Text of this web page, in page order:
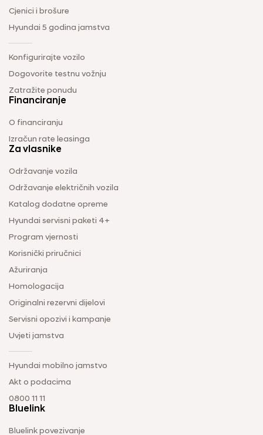
Cjenici i brošure
Hyundai 5 godina jamstva
Konfigurirajte vozilo
Dogovorite testnu vožnju
Zatražite ponudu
Financiranje
O financiranju
Izračun rate leasinga
Za vlasnike
Održavanje vozila
Održavanje električnih vozila
Katalog dodatne opreme
Hyundai servisni paketi 4+
Program vjernosti
Korisnički priručnici
Ažuriranja
Homologacija
Originalni rezervni dijelovi
Servisni opozivi i kampanje
Uvjeti jamstva
Hyundai mobilno jamstvo
Akt o podacima
0800 11 11
Bluelink
Bluelink povezivanje